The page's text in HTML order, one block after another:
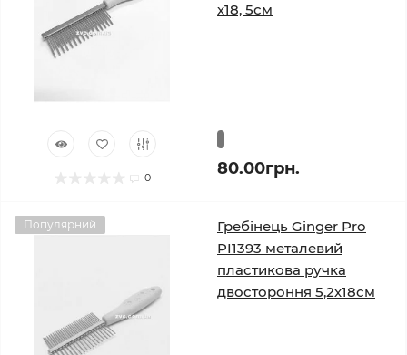
0
х18, 5см
80.00грн.
Популярний
Гребінець Ginger Pro
PI1393 металевий
пластикова ручка
двостороння 5,2х18см